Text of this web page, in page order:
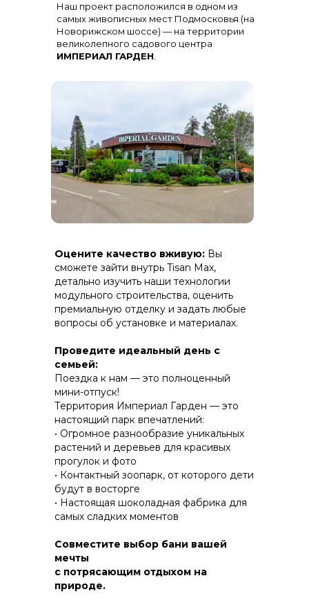
Оцените качество вживую: Вы
сможете зайти внутрь Tisan Max,
детально изучить наши технологии
модульного строительства, оценить
премиальную отделку и задать любые
вопросы об установке и материалах.
Проведите идеальный день с
семьей:
Поездка к нам — это полноценный
мини-отпуск!
Территория Империал Гарден — это
настоящий парк впечатлений:
• Огромное разнообразие уникальных
растений и деревьев для красивых
прогулок и фото
• Контактный зоопарк, от которого дети
будут в восторгe
• Настоящая шоколадная фабрика для
самых сладких моментов
Совместите выбор бани вашей
мечты
с потрясающим отдыхом на
природе.
Наш проект расположился в одном из
самых живописных мест Подмосковья (на
Новорижском шоссе) — на территории
великолепного садового центра
ИМПЕРИАЛ ГАРДЕН
(дерево-полимерный композит) на
скрытом крепеже.
алюминиевыми импостами
черного цвета для жесткости и
стиля
ПРАКТИЧНОСТЬ И ЗАЩИТА ОТ НЕПОГОДЫ
КОНСТРУКТИВ И
ЭНЕРГОЭФФЕКТИВНОСТЬ